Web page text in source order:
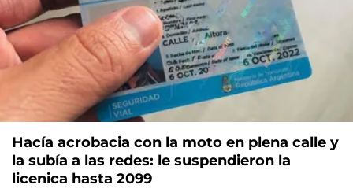
Hacía acrobacia con la moto en plena calle y
la subía a las redes: le suspendieron la
licenica hasta 2099